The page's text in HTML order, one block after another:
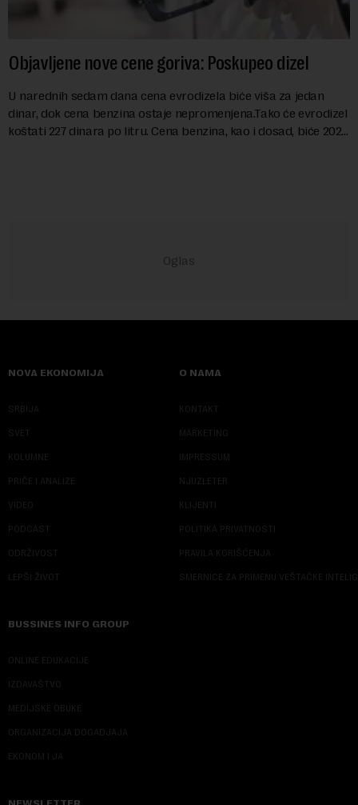
Objavljene nove cene goriva: Poskupeo dizel
U narednih sedam dana cena evrodizela biće viša za jedan
dinar, dok cena benzina ostaje nepromenjena.Tako će evrodizel
koštati 227 dinara po litru. Cena benzina, kao i dosad, biće 202
NOVA EKONOMIJA
SRBIJA
SVET
KOLUMNE
PRIČE I ANALIZE
VIDEO
PODCAST
ODRŽIVOST
LEPŠI ŽIVOT
O NAMA
KONTAKT
MARKETING
IMPRESSUM
NJUZLETER
KLIJENTI
POLITIKA PRIVATNOSTI
PRAVILA KORIŠĆENJA
SMERNICE ZA PRIMENU VEŠTAČKE
BUSSINES INFO GROUP
ONLINE EDUKACIJE
IZDAVAŠTVO
MEDIJSKE OBUKE
ORGANIZACIJA DOGADJAJA
EKONOM I JA